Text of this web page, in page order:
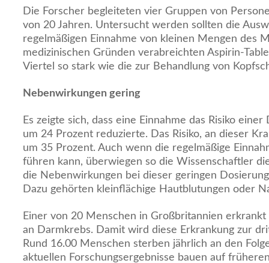
Die Forscher begleiteten vier Gruppen von
von 20 Jahren. Untersucht werden sollten die
regelmäßigen Einnahme von kleinen Mengen des
medizinischen Gründen verabreichten Aspirin-
Viertel so stark wie die zur Behandlung von
Nebenwirkungen gering
Es zeigte sich, dass eine Einnahme das Risiko
um 24 Prozent reduzierte. Das Risiko, an dieser
um 35 Prozent. Auch wenn die regelmäßige
führen kann, überwiegen so die Wissenschaftler
die Nebenwirkungen bei dieser geringen
Dazu gehörten kleinflächige Hautblutungen oder
Einer von 20 Menschen in Großbritannien erkrankt
an Darmkrebs. Damit wird diese Erkrankung zur
Rund 16.00 Menschen sterben jährlich an den
aktuellen Forschungsergebnisse bauen auf